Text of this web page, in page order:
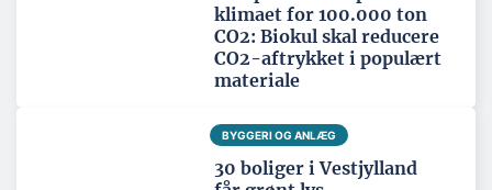
klimaet for 100.000 ton
CO2: Biokul skal reducere
CO2-aftrykket i populært
materiale
BYGGERI OG ANLÆG
30 boliger i Vestjylland